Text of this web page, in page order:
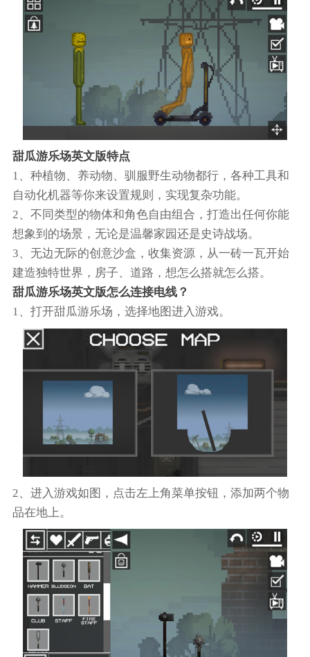
甜瓜游乐场英文版特点
1、种植物、养动物、驯服野生动物都行，各种工具和
自动化机器等你来设置规则，实现复杂功能。
2、不同类型的物体和角色自由组合，打造出任何你能
想象到的场景，无论是温馨家园还是史诗战场。
3、无边无际的创意沙盒，收集资源，从一砖一瓦开始
建造独特世界，房子、道路，想怎么搭就怎么搭。
甜瓜游乐场英文版怎么连接电线？
1、打开甜瓜游乐场，选择地图进入游戏。
2、进入游戏如图，点击左上角菜单按钮，添加两个物
品在地上。